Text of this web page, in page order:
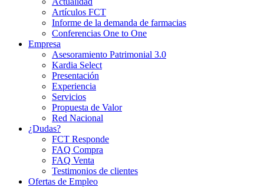
Artículos FCT
Informe de la demanda de farmacias
Conferencias One to One
Empresa
Asesoramiento Patrimonial 3.0
Kardia Select
Presentación
Experiencia
Servicios
Propuesta de Valor
Red Nacional
¿Dudas?
FCT Responde
FAQ Compra
FAQ Venta
Testimonios de clientes
Ofertas de Empleo